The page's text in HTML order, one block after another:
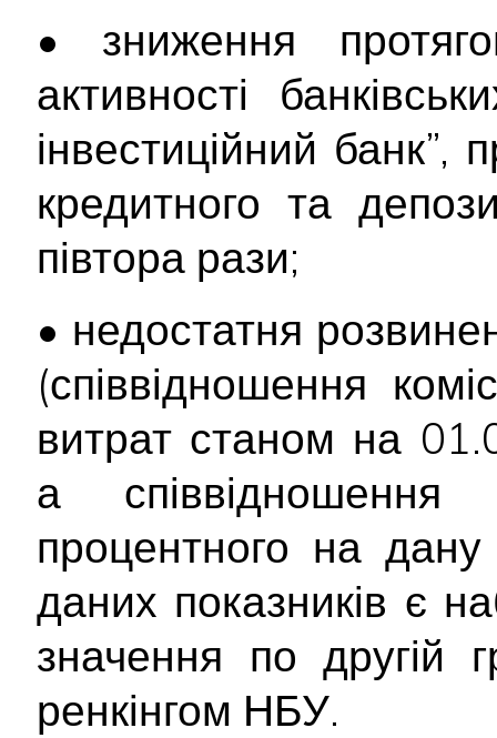
• зниження
активності
інвестиційний банк”,
кредитного та
півтора рази;
• недостатня
(співвідношення
витрат станом на
а співвідношення
процентного на
даних показників є
значення по другій
ренкінгом НБУ.